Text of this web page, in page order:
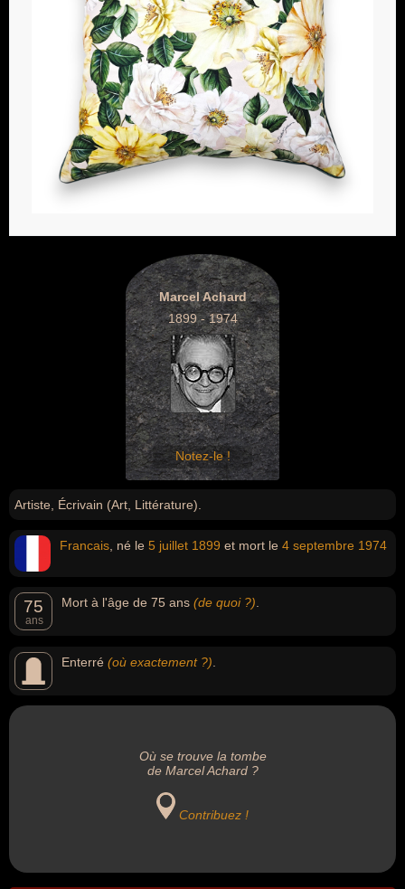
Marcel Achard
1899 - 1974
Notez-le !
Artiste, Écrivain (Art, Littérature).
Francais , né le 5 juillet 1899 et mort le 4 septembre 1974
75
ans
Mort à l'âge de 75 ans (de quoi ?)
Enterré (où exactement ?)
Où se trouve la tombe
de Marcel Achard ?
Contribuez !